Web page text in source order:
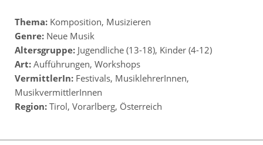
Thema: Komposition, Musizieren
Genre: Neue Musik
Altersgruppe: Jugendliche (13-18), Kinder (4-12)
Art: Aufführungen, Workshops
VermittlerIn: Festivals, MusiklehrerInnen,
MusikvermittlerInnen
Region: Tirol, Vorarlberg, Österreich